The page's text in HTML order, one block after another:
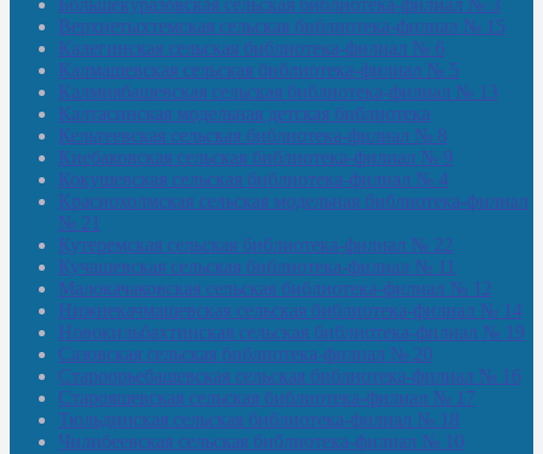
Большекуразовская сельская библиотека-филиал № 3
Верхнетыхтемская сельская библиотека-филиал № 15
Калегинская сельская библиотека-филиал № 6
Калмашевская сельская библиотека-филиал № 5
Калмиябашевская сельская библиотека-филиал № 13
Калтасинская модельная детская библиотека
Кельтеевская сельская библиотека-филиал № 8
Киебаковская сельская библиотека-филиал № 9
Кокушевская сельская библиотека-филиал № 4
Краснохолмская сельская модельная библиотека-филиал
№ 21
Кутеремская сельская библиотека-филиал № 22
Кучашевская сельская библиотека-филиал № 11
Малокачаковская сельская библиотека-филиал № 12
Нижнекачмашевская сельская библиотека-филиал № 14
Новокильбахтинская сельская библиотека-филиал № 19
Сазовская сельская библиотека-филиал № 20
Староорьебашевская сельская библиотека-филиал № 16
Старояшевская сельская библиотека-филиал № 17
Тюльдинская сельская библиотека-филиал № 18
Чилибеевская сельская библиотека-филиал № 10